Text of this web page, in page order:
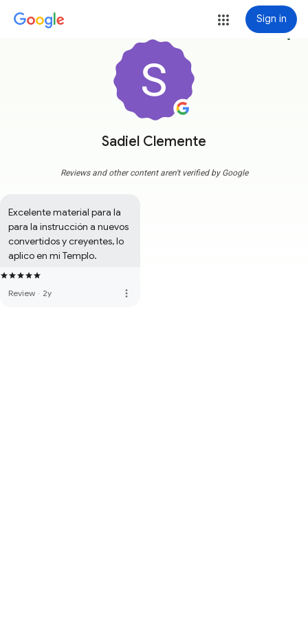
Sign in
Sadiel Clemente
more_vert
Reviews and other content aren't verified by Google
Excelente material para la
para la instrucción a nuevos
convertidos y creyentes, lo
aplico en mi Templo.
Review · 2y more_vert